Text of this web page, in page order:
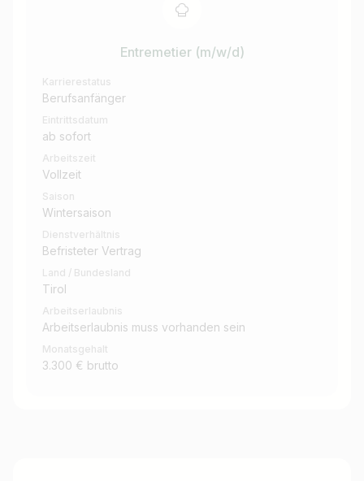
Entremetier (m/w/d)
Karrierestatus
Berufsanfänger
Eintrittsdatum
ab sofort
Arbeitszeit
Vollzeit
Saison
Wintersaison
Dienstverhältnis
Befristeter Vertrag
Land / Bundesland
Tirol
Arbeitserlaubnis
Arbeitserlaubnis muss vorhanden sein
Monatsgehalt
3.300 € brutto